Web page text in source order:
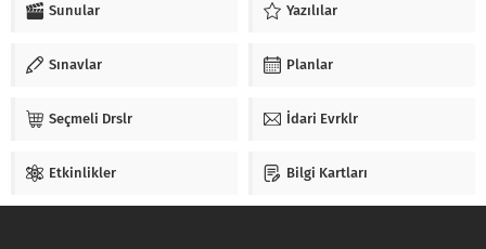
Sunular Yazılılar
Sınavlar Planlar
Seçmeli Drslr İdari Evrklr
Etkinlikler Bilgi Kartları